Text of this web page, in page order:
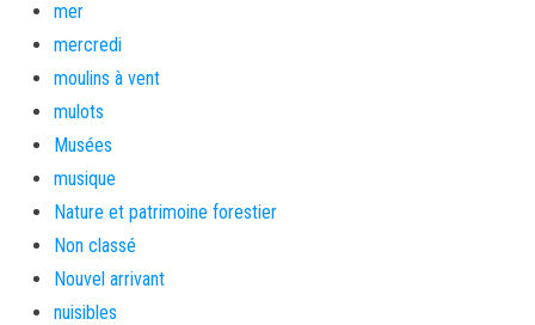
mer
mercredi
moulins à vent
mulots
Musées
musique
Nature et patrimoine forestier
Non classé
Nouvel arrivant
nuisibles